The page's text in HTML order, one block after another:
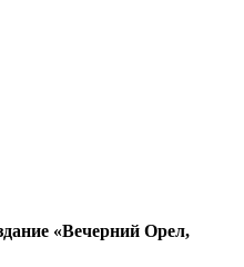
«Вечерний Орел,